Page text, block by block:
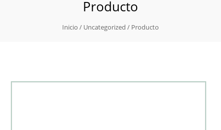
Producto
Inicio / Uncategorized / Producto